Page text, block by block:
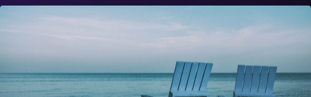
Environnement
Qui sommes-nous
Actualités